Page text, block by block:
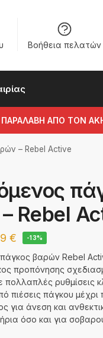
Βοήθεια πελατών
ΑΠΟ ΤΟΝ
– Rebel Active
Rebel
€ -13%
βαρών Rebel
προπόνησης
ρυθμίσεις
πιέσεις πάγκου μέχρι
για άνεση και
όσο και για